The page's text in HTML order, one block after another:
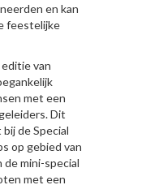
en kan
feestelijke
van
met een
Dit
de Special
op gebied van
mini-special
met een